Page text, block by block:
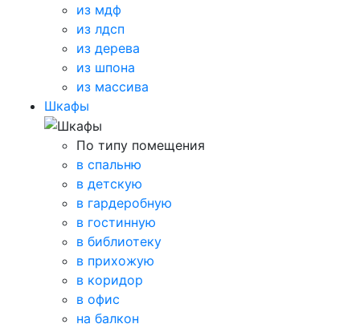
из мдф
из лдсп
из дерева
из шпона
из массива
Шкафы
По типу помещения
в спальню
в детскую
в гардеробную
в гостинную
в библиотеку
в прихожую
в коридор
в офис
на балкон